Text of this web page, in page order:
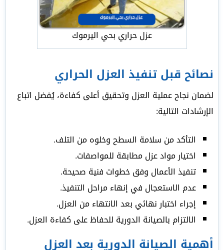
عزل حراري بحي اليرموك
نصائح قبل تنفيذ العزل الحراري
لضمان نجاح عملية العزل وتحقيق أعلى كفاءة، يُفضل اتباع
الإرشادات التالية:
التأكد من سلامة السطح وخلوه من التلف.
اختيار مواد عزل مطابقة للمواصفات.
تنفيذ الأعمال وفق خطوات فنية صحيحة.
عدم الاستعجال في إنهاء مراحل التنفيذ.
إجراء اختبار نهائي بعد الانتهاء من العزل.
الالتزام بالصيانة الدورية للحفاظ على كفاءة العزل.
أهمية الصيانة الدورية بعد العزل